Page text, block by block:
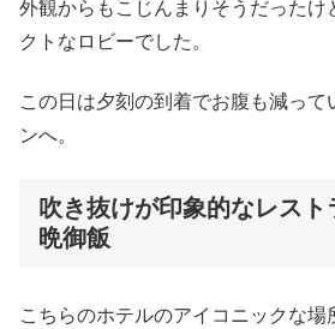
外観からもこじんまりそうだったけ
クトなロビーでした。
この日は夕刻の到着でお腹も減って
ンへ。
吹き抜けが印象的なレス
晩御飯
こちらのホテルのアイコニックな場